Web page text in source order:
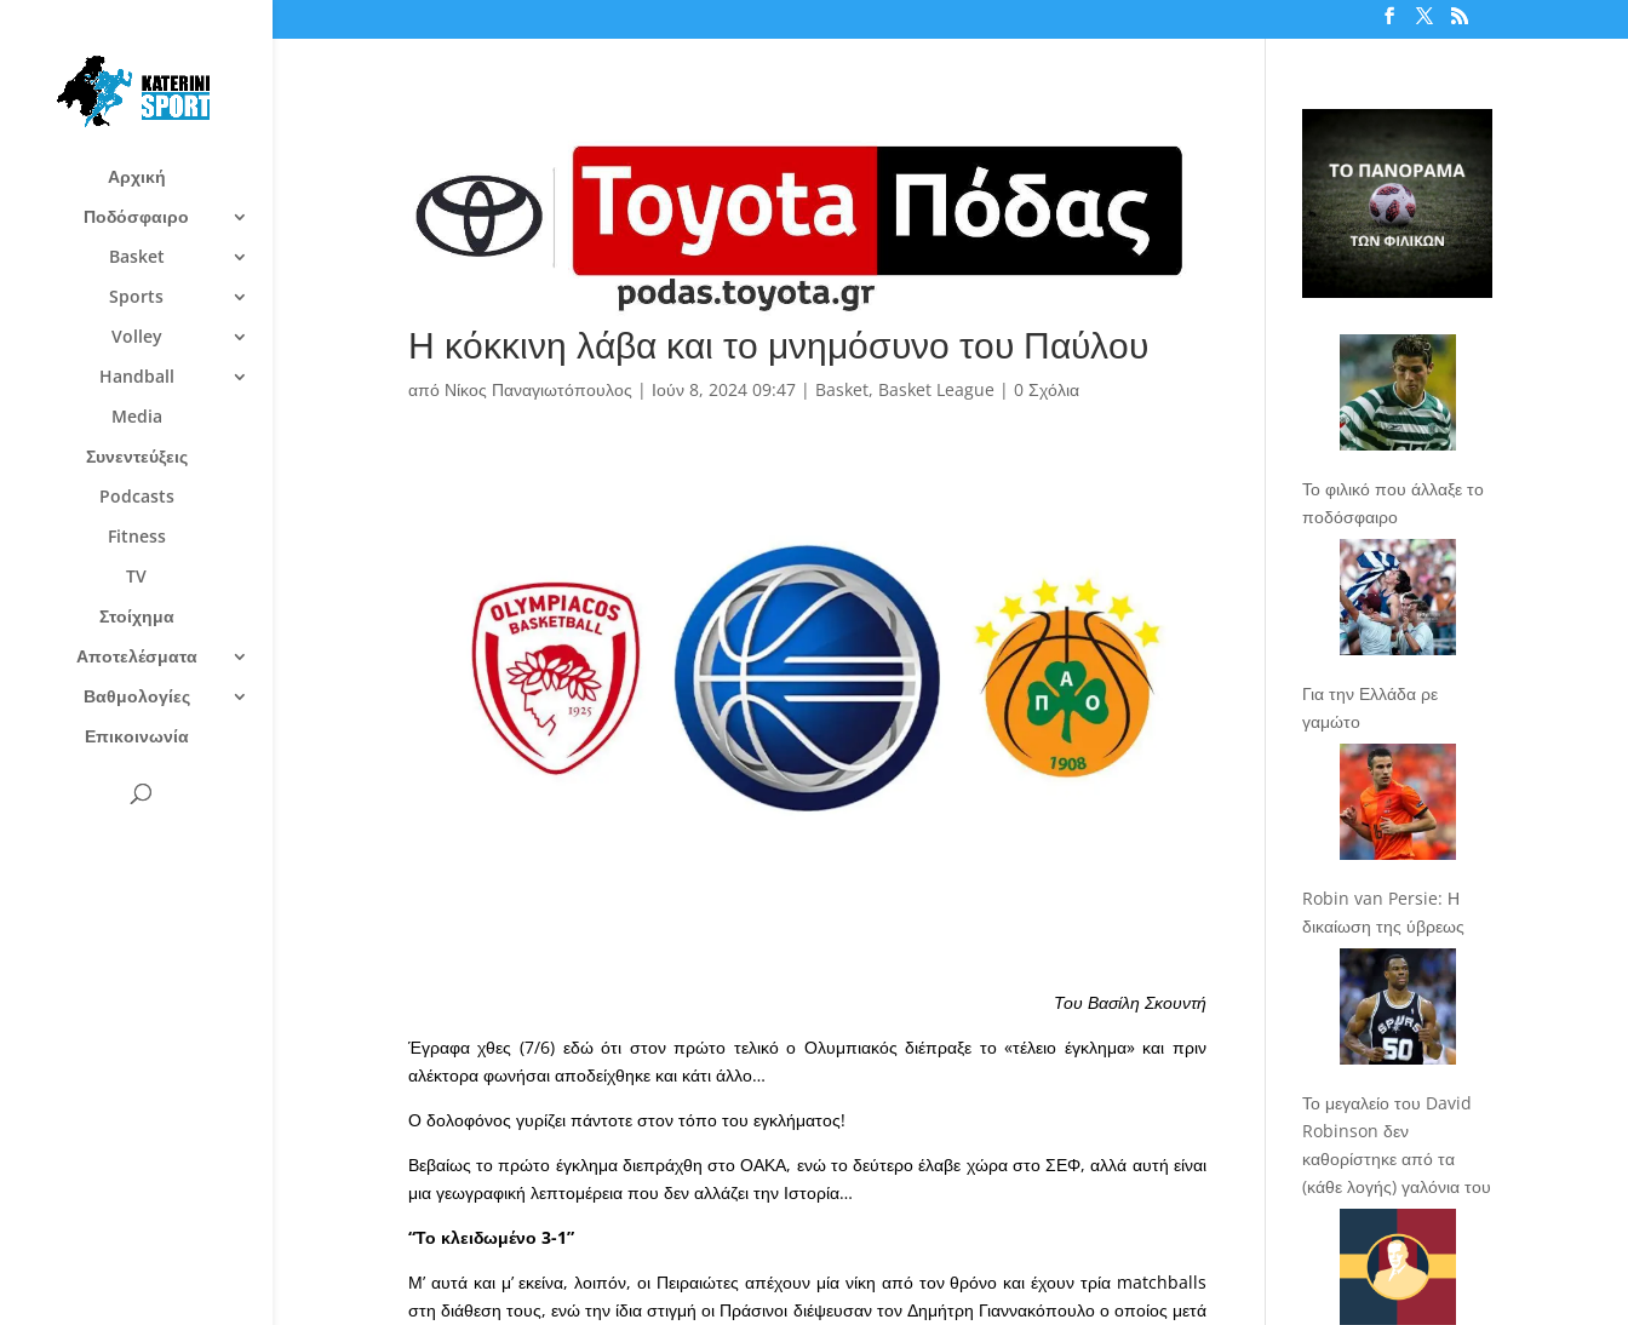
Αρχική
Ποδόσφαιρο
Basket
Sports
Volley
Handball
Media
Συνεντεύξεις
Podcasts
Fitness
TV
Στοίχημα
Αποτελέσματα
Βαθμολογίες
Επικοινωνία
Η κόκκινη λάβα και το μνημόσυνο του Παύλου
από Νίκος Παναγιωτόπουλος | Ιούν 8, 2024 09:47| Basket, Basket League | 0 Σχόλια
Του Βασίλη Σκουντή
Έγραφα χθες (7/6) εδώ ότι στον πρώτο τελικό ο Ολυμπιακός διέπραξε το «τέλειο έγκλημα» και πριν
αλέκτορα φωνήσαι αποδείχθηκε και κάτι άλλο…
Ο δολοφόνος γυρίζει πάντοτε στον τόπο του εγκλήματος!
Βεβαίως το πρώτο έγκλημα διεπράχθη στο ΟΑΚΑ, ενώ το δεύτερο έλαβε χώρα στο ΣΕΦ, αλλά αυτή είναι
μια γεωγραφική λεπτομέρεια που δεν αλλάζει την Ιστορία…
“Το κλειδωμένο 3-1”
Μ’ αυτά και μ’ εκείνα, λοιπόν, οι Πειραιώτες απέχουν μία νίκη από τον θρόνο και έχουν τρία matchballs
στη διάθεση τους, ενώ την ίδια στιγμή οι Πράσινοι διέψευσαν τον Δημήτρη Γιαννακόπουλο ο οποίος μετά
Το φιλικό που άλλαξε το
ποδόσφαιρο
Για την Ελλάδα ρε
γαμώτο
Robin van Persie: Η
δικαίωση της ύβρεως
Το μεγαλείο του David
Robinson δεν
καθορίστηκε από τα
(κάθε λογής) γαλόνια του